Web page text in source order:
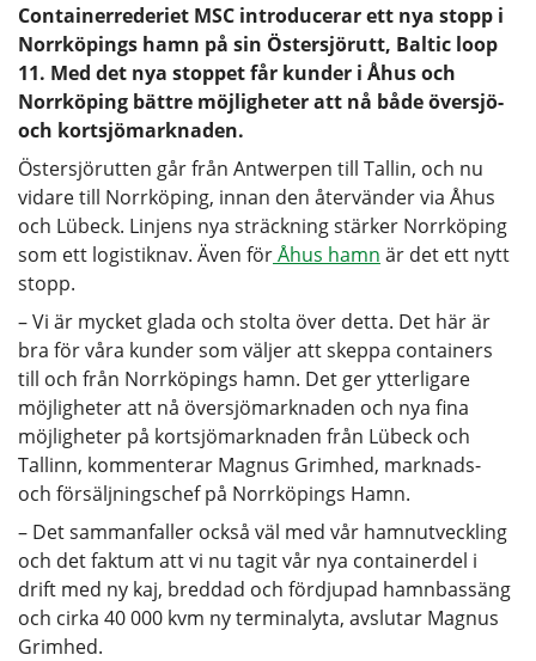
Containerrederiet MSC introducerar ett nya stopp i
Norrköpings hamn på sin Östersjörutt, Baltic loop
11. Med det nya stoppet får kunder i Åhus och
Norrköping bättre möjligheter att nå både översjö-
och kortsjömarknaden.
Östersjörutten går från Antwerpen till Tallin, och nu
vidare till Norrköping, innan den återvänder via Åhus
och Lübeck. Linjens nya sträckning stärker Norrköping
som ett logistiknav. Även förÅhus hamn är det ett nytt
stopp.
– Vi är mycket glada och stolta över detta. Det här är
bra för våra kunder som väljer att skeppa containers
till och från Norrköpings hamn. Det ger ytterligare
möjligheter att nå översjömarknaden och nya fina
möjligheter på kortsjömarknaden från Lübeck och
Tallinn, kommenterar Magnus Grimhed, marknads-
och försäljningschef på Norrköpings Hamn.
– Det sammanfaller också väl med vår hamnutveckling
och det faktum att vi nu tagit vår nya containerdel i
drift med ny kaj, breddad och fördjupad hamnbassäng
och cirka 40 000 kvm ny terminalyta, avslutar Magnus
Grimhed.